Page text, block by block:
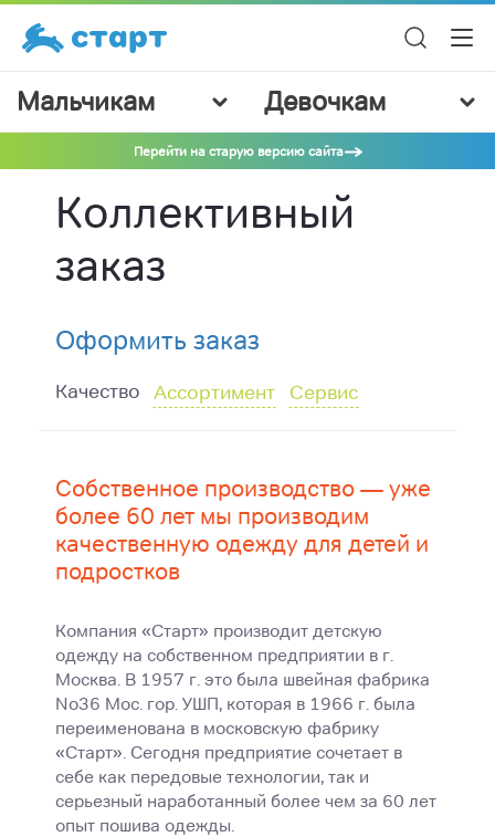
Мальчикам Девочкам
Перейти на старую версию сайта
Коллективный
заказ
Оформить заказ
Качество Ассортимент Сервис
Собственное производство — уже
более 60 лет мы производим
качественную одежду для детей и
подростков
Компания «Старт» производит детскую
одежду на собственном предприятии в г.
Москва. В 1957 г. это была швейная фабрика
No36 Мос. гор. УШП, которая в 1966 г. была
переименована в московскую фабрику
«Старт». Сегодня предприятие сочетает в
себе как передовые технологии, так и
серьезный наработанный более чем за 60 лет
опыт пошива одежды.